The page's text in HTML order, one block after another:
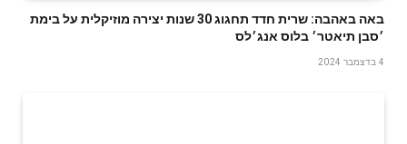
באה באהבה: שרית חדד תחגוג 30 שנות יצירה מוזיקלית על בימת
׳סבן תיאטר׳ בלוס אנג׳לס
4 בדצמבר 2024